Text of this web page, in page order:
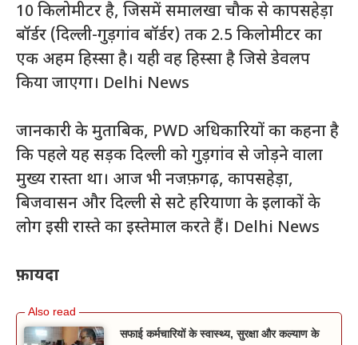
10 किलोमीटर है, जिसमें समालखा चौक से कापसहेड़ा
बॉर्डर (दिल्ली-गुड़गांव बॉर्डर) तक 2.5 किलोमीटर का
एक अहम हिस्सा है। यही वह हिस्सा है जिसे डेवलप
किया जाएगा। Delhi News
जानकारी के मुताबिक, PWD अधिकारियों का कहना है
कि पहले यह सड़क दिल्ली को गुड़गांव से जोड़ने वाला
मुख्य रास्ता था। आज भी नजफ़गढ़, कापसहेड़ा,
बिजवासन और दिल्ली से सटे हरियाणा के इलाकों के
लोग इसी रास्ते का इस्तेमाल करते हैं। Delhi News
फ़ायदा
सफाई कर्मचारियों के स्वास्थ्य, सुरक्षा और कल्याण के